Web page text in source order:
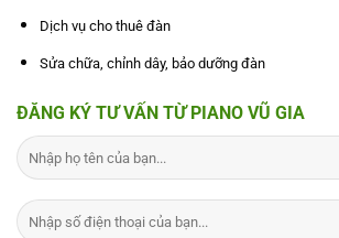
Dịch vụ cho thuê đàn
Sửa chữa, chỉnh dây, bảo dưỡng đàn
ĐĂNG KÝ TƯ VẤN TỪ PIANO VŨ GIA